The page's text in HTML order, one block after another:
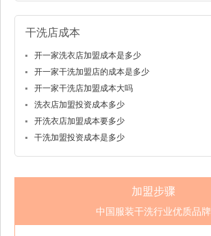
干洗店成本
开一家洗衣店加盟成本是多少
开一家干洗加盟店的成本是多少
开一家干洗店加盟成本大吗
洗衣店加盟投资成本多少
开洗衣店加盟成本要多少
干洗加盟投资成本是多少
加盟步骤
中国服装干洗行业优质品牌